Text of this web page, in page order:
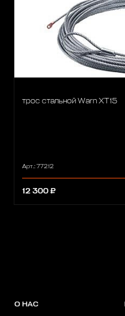
трос стальной Warn ХТ15
Арт.: 77212
12 300 ₽
О НАС